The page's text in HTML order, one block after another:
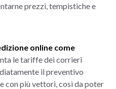
prezzi, tempistiche e
online come
le tariffe dei corrieri
il preventivo
con più vettori, così da poter